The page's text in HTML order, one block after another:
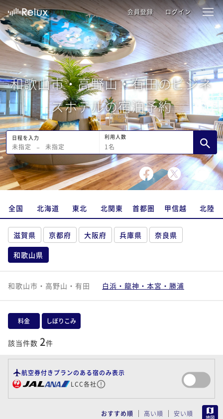
会員登録 ログイン
和歌山市・高野山・有田のビジネ
スホテルの宿泊予約
日程を入力
未指定 − 未指定
利用人数
1 名
全国 北海道 東北 北関東 首都圏 甲信越 北陸
滋賀県 京都府 大阪府 兵庫県
奈良県
和歌山県
和歌山市・高野山・有田 白浜・龍神・本宮・勝浦
料金 しぼりこみ
該当件数 2件
航空券付きプランのある宿のみ表示
LCC各社
おすすめ順 高い順 安い順